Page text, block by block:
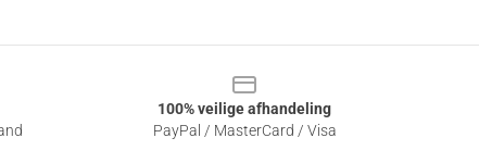
100% veilige afhandeling
PayPal / MasterCard / Visa